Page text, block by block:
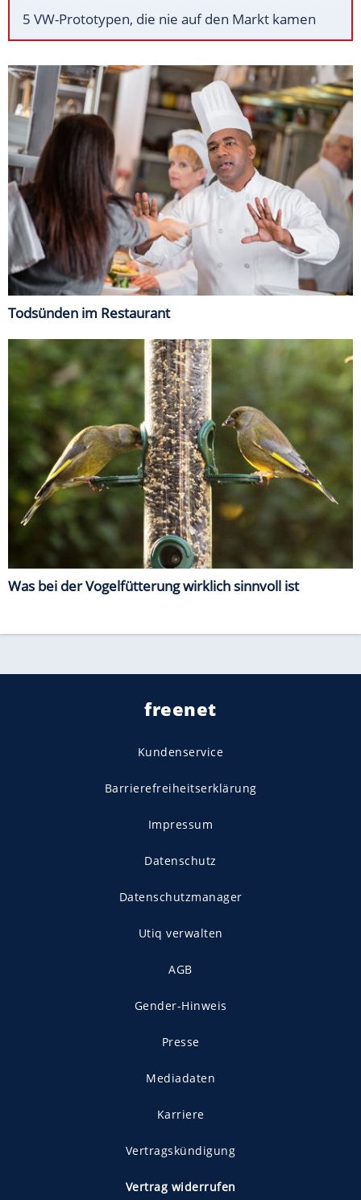
5 VW-Prototypen, die nie auf den Markt kamen
Todsünden im Restaurant
Was bei der Vogelfütterung wirklich sinnvoll ist
freenet
Kundenservice
Barrierefreiheitserklärung
Impressum
Datenschutz
Datenschutzmanager
Utiq verwalten
AGB
Gender-Hinweis
Presse
Mediadaten
Karriere
Vertragskündigung
Vertrag widerrufen